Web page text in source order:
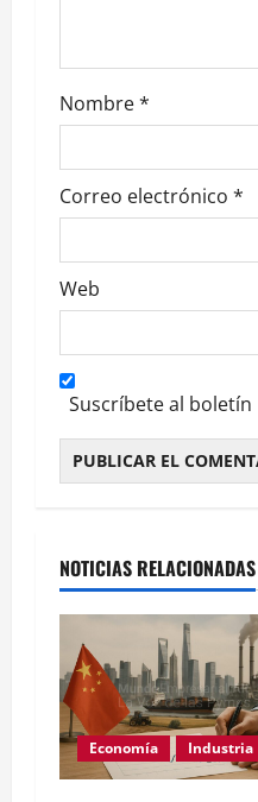
a
d
a
s
Nombre*
Correo electrónico *
Web
Suscríbete al boletín
NOTICIAS RELACIONADAS
Economía Industria